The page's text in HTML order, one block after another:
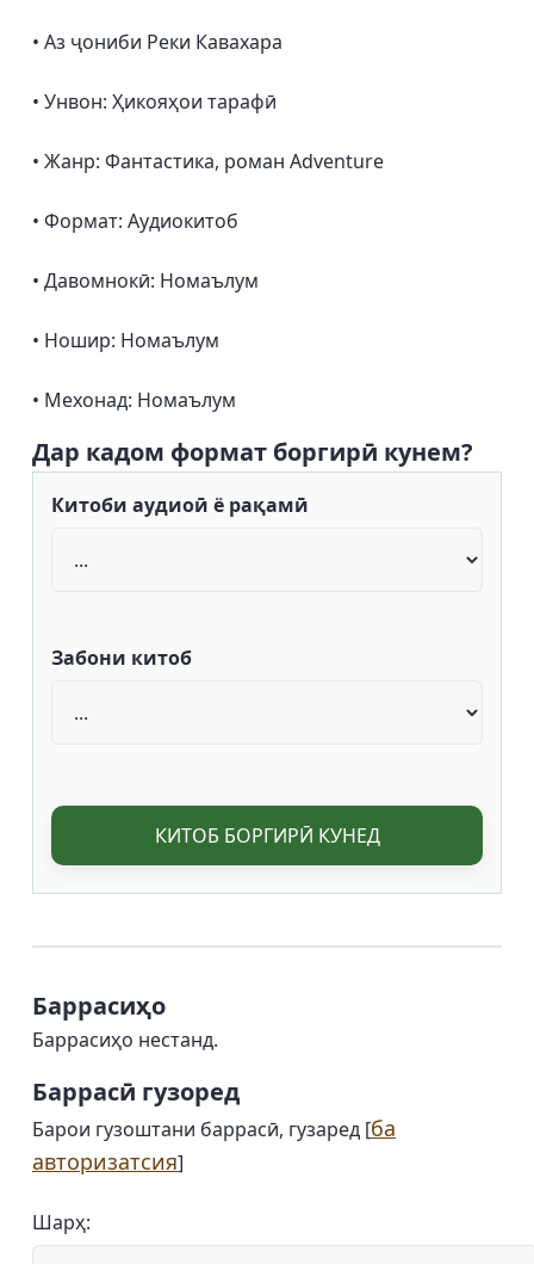
• Аз ҷониби Реки Кавахара
• Унвон: Ҳикояҳои тарафӣ
• Жанр: Фантастика, роман Adventure
• Формат: Аудиокитоб
• Давомнокӣ: Номаълум
• Ношир: Номаълум
• Мехонад: Номаълум
Дар кадом формат боргирӣ кунем?
Китоби аудиоӣ ё рақамӣ
Забони китоб
КИТОБ БОРГИРӢ КУНЕД
Баррасиҳо
Баррасиҳо нестанд.
Баррасӣ гузоред
Барои гузоштани баррасӣ, гузаред [ба
авторизатсия]
Шарҳ: